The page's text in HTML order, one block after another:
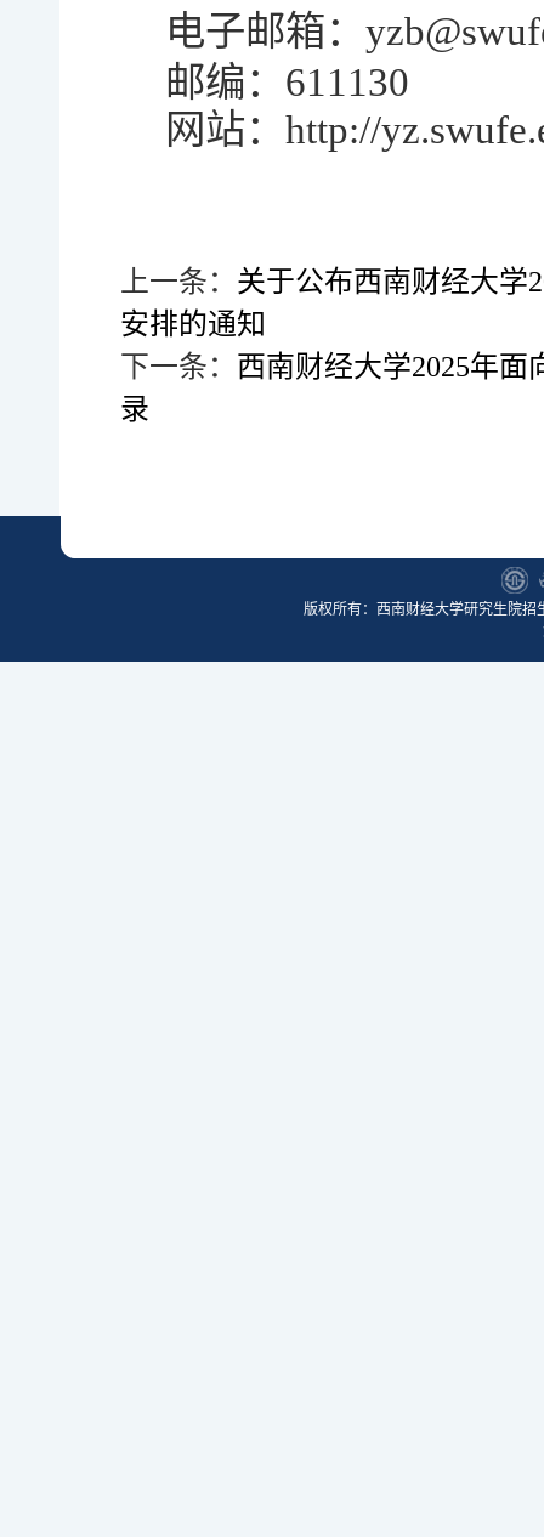
电子邮箱：
邮编：611130
网站：http://
上一条： 关于公布西南财经大学
安排的通知
下一条： 西南财经大学2025年
录
版权所有：西南财经大学研究生院招